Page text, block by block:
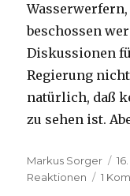
beschossen
Diskussionen
Regierung
natürlich, daß
zu sehen ist.
Autor
Markus Sorger
Reaktionen
1